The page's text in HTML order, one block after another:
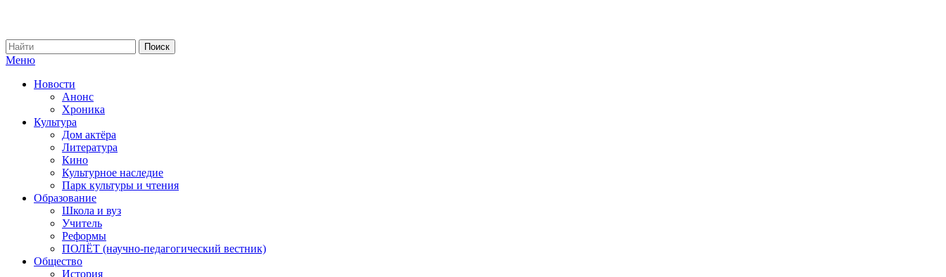
Меню
Новости
Анонс
Хроника
Культура
Дом актёра
Литература
Кино
Культурное наследие
Парк культуры и чтения
Образование
Школа и вуз
Учитель
Реформы
ПОЛЁТ (научно-педагогический вестник)
Общество
История